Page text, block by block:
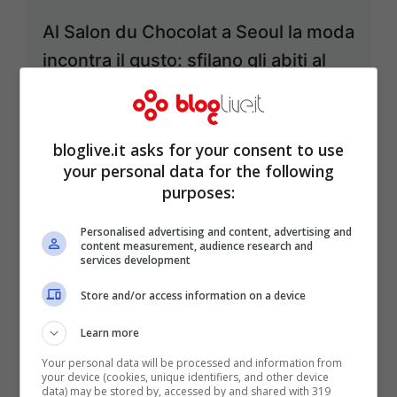
Al Salon du Chocolat a Seoul la moda
incontra il gusto: sfilano gli abiti al
Kate Moss dà il benvenuto ai fatidici
“anta”
“Rock in Fashion”: la moda si inventa
bloglive.it asks for your consent to use
your personal data for the following
purposes:
Personalised advertising and content, advertising and
content measurement, audience research and
services development
Store and/or access information on a device
Learn more
Your personal data will be processed and information from
your device (cookies, unique identifiers, and other device
data) may be stored by, accessed by and shared with 319